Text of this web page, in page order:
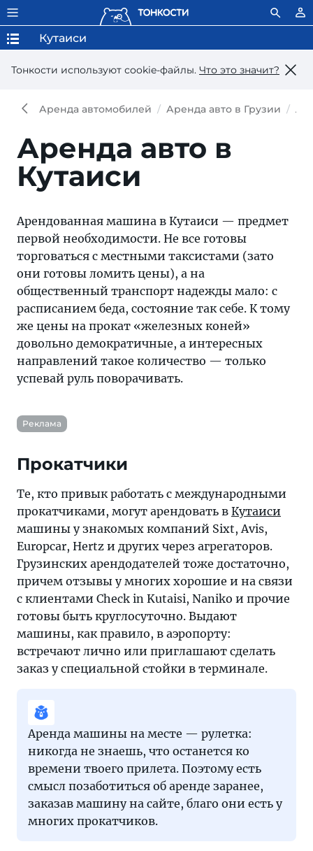
Тонкости используют сookie-файлы. Что это значит?
Кутаиси
Аренда автомобилей Аренда авто в Грузии
Аренда авто в
Кутаиси
Арендованная машина в Кутаиси — предмет
первой необходимости. Не все готовы
торговаться с местными таксистами (зато
они готовы ломить цены), а на
общественный транспорт надежды мало: с
расписанием беда, состояние так себе. К тому
же цены на прокат «железных коней»
довольно демократичные, а интересных
направлений такое количество — только
успевай руль поворачивать.
Реклама
Прокатчики
Те, кто привык работать с международными
прокатчиками, могут арендовать в Кутаиси
машины у знакомых компаний Sixt, Avis,
Europcar, Hertz и других через агрегаторов.
Грузинских арендодателей тоже достаточно,
причем отзывы у многих хорошие и на связи
с клиентами Check in Kutaisi, Naniko и прочие
готовы быть круглосуточно. Выдают
машины, как правило, в аэропорту:
встречают лично или приглашают сделать
заказ у специальной стойки в терминале.
Аренда машины на месте — рулетка:
никогда не знаешь, что останется ко
времени твоего прилета. Поэтому есть
смысл позаботиться об аренде заранее,
заказав машину на сайте, благо они есть у
многих прокатчиков.